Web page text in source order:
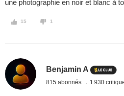
une photographie en noir et blanc à
15 1
Benjamin A
815 abonnés 1 930